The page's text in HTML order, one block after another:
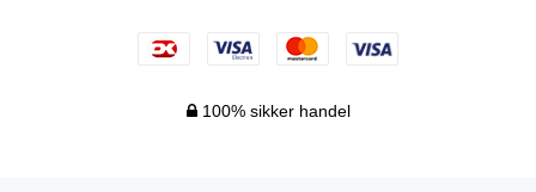
100% sikker handel